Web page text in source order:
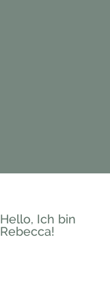
Hello, Ich bin
Rebecca!